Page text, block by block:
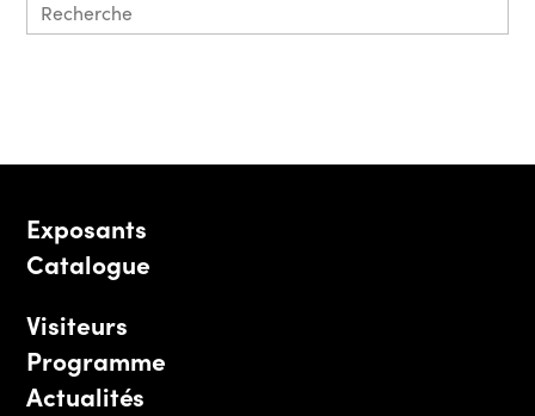
Exposants
Catalogue
Visiteurs
Programme
Actualités